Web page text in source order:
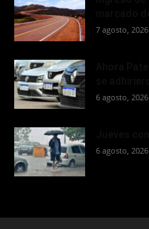
7 agosto, 2026
6 agosto, 2026
6 agosto, 2026